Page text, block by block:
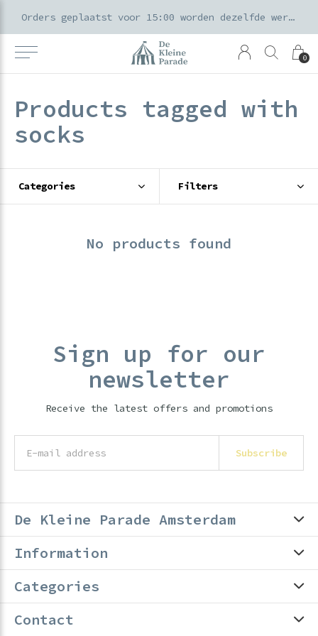
0
Orders geplaatst voor 15:00 worden dezelfde werkdag verzonden
Products tagged with
socks
Categories Filters
No products found
Sign up for our
newsletter
Receive the latest offers and promotions
Subscribe
De Kleine Parade Amsterdam
Information
Categories
Contact